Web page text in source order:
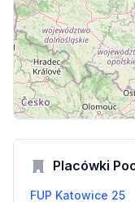
Placówki
FUP Katowice 25